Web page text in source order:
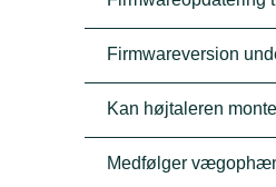
Firmwareversion
Kan højtaleren
Medfølger